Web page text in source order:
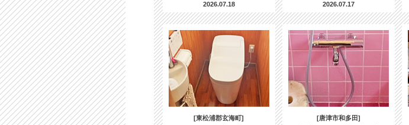
2026.07.18
2026.07.17
[東松浦郡玄海町]
[唐津市和多田]